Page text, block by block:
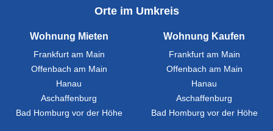
Orte im Umkreis
Wohnung Mieten
Frankfurt am Main
Offenbach am Main
Hanau
Aschaffenburg
Bad Homburg vor der Höhe
Wohnung Kaufen
Frankfurt am Main
Offenbach am Main
Hanau
Aschaffenburg
Bad Homburg vor der Höhe